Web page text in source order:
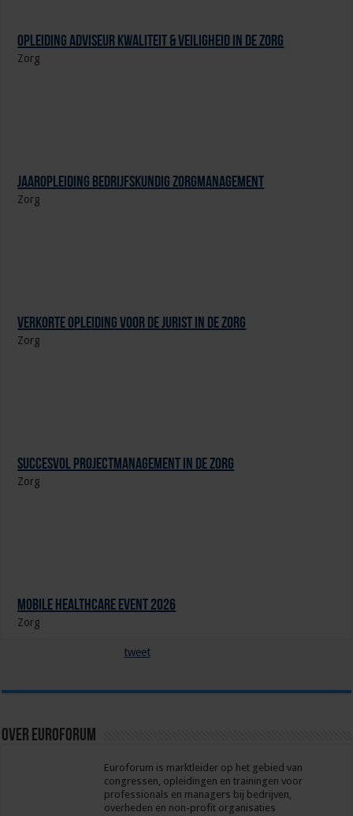
Opleiding Adviseur Kwaliteit & Veiligheid in de zorg
Zorg
Jaaropleiding Bedrijfskundig Zorgmanagement
Zorg
Verkorte opleiding voor de Jurist in de Zorg
Zorg
Succesvol Projectmanagement in de Zorg
Zorg
Mobile Healthcare Event 2026
Zorg
tweet
Over euroforum
Euroforum is marktleider op het gebied van
congressen, opleidingen en trainingen voor
professionals en managers bij bedrijven,
overheden en non-profit organisaties